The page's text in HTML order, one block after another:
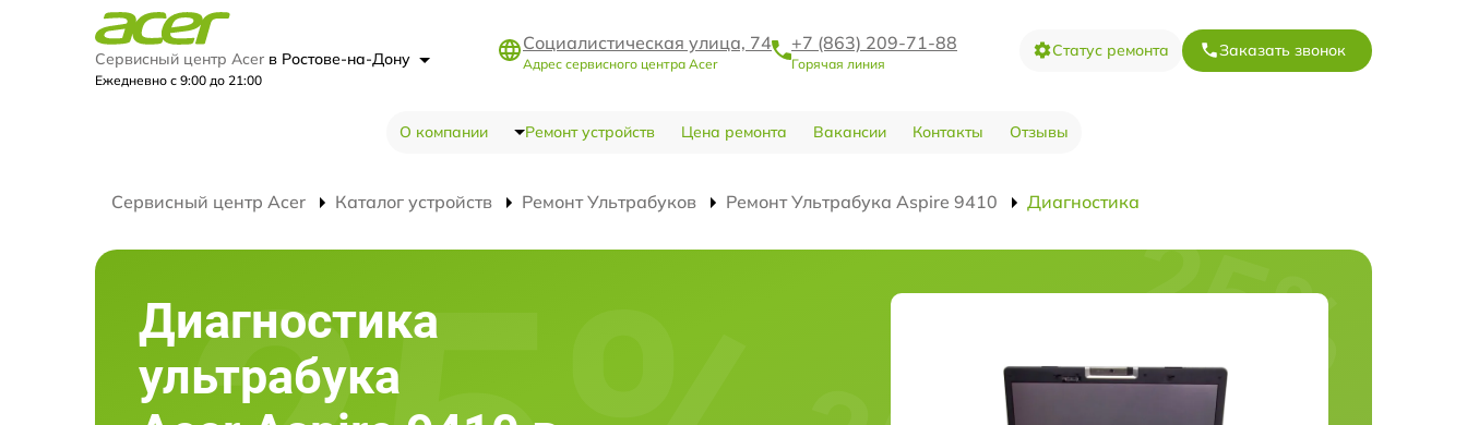
Сервисный центр Acer в Ростове-на-Дону
Ежедневно с 9:00 до 21:00
Социалистическая улица, 74
Адрес сервисного центра Acer
+7 (863) 209-71-88
Горячая линия
Статус ремонта Заказать звонок
О компании Ремонт устройств Цена ремонта Вакансии Контакты Отзывы
Сервисный центр Acer Каталог устройств Ремонт Ультрабуков Ремонт Ультрабука Aspire 9410 Диагностика
Диагностика
ультрабука